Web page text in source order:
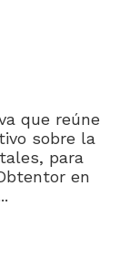
que reúne
sobre la
para
en